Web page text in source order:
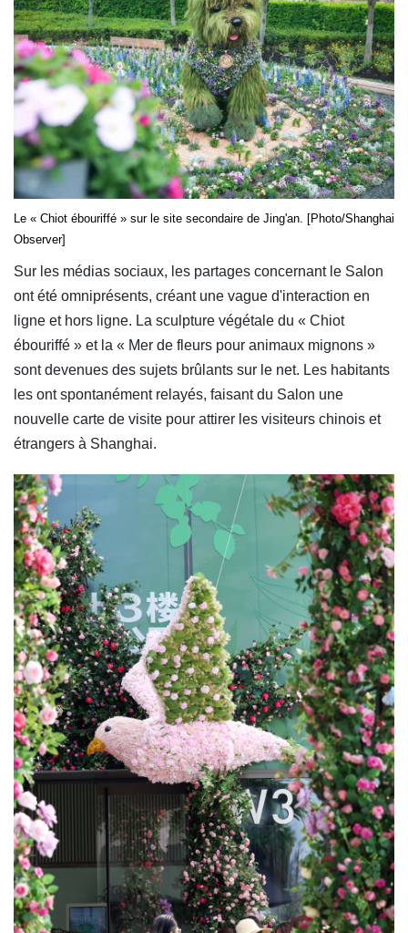
Le « Chiot ébouriffé » sur le site secondaire de Jing'an. [Photo/Shanghai
Observer]
Sur les médias sociaux, les partages concernant le Salon
ont été omniprésents, créant une vague d'interaction en
ligne et hors ligne. La sculpture végétale du « Chiot
ébouriffé » et la « Mer de fleurs pour animaux mignons »
sont devenues des sujets brûlants sur le net. Les habitants
les ont spontanément relayés, faisant du Salon une
nouvelle carte de visite pour attirer les visiteurs chinois et
étrangers à Shanghai.